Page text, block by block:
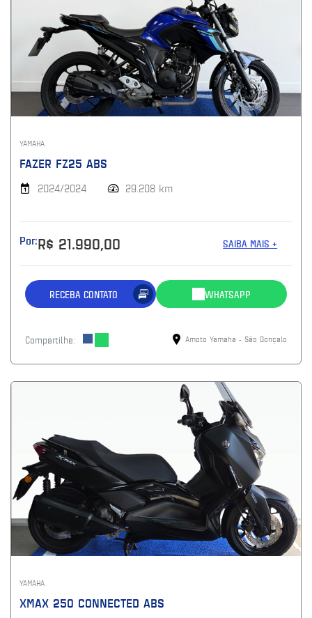
YAMAHA
FAZER FZ25 ABS
2024/2024 29.208 km
Por:R$ 21.990,00 SAIBA MAIS +
RECEBA CONTATO WHATSAPP
Compartilhe: Amoto Yamaha - São Gonçalo
YAMAHA
XMAX 250 CONNECTED ABS